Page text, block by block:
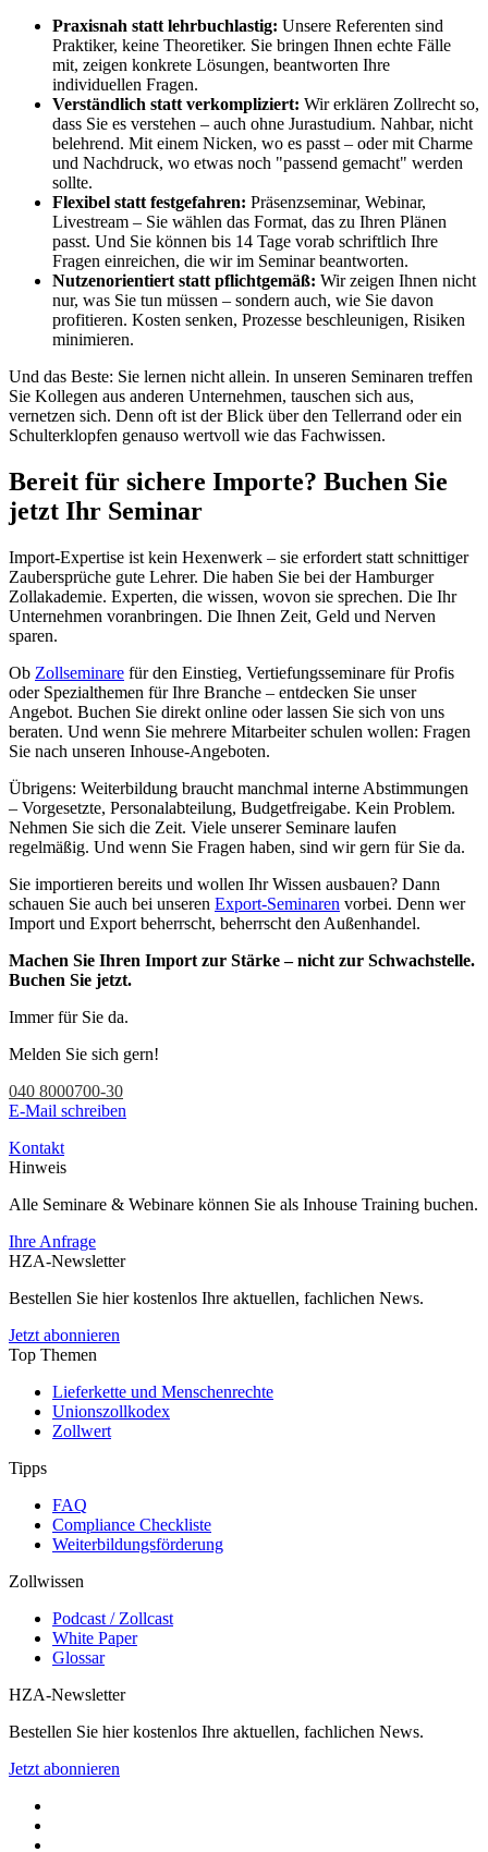
Praxisnah statt lehrbuchlastig: Unsere Referenten sind
Praktiker, keine Theoretiker. Sie bringen Ihnen echte Fälle
mit, zeigen konkrete Lösungen, beantworten Ihre
individuellen Fragen.
Verständlich statt verkompliziert: Wir erklären Zollrecht so,
dass Sie es verstehen – auch ohne Jurastudium. Nahbar, nicht
belehrend. Mit einem Nicken, wo es passt – oder mit Charme
und Nachdruck, wo etwas noch "passend gemacht" werden
sollte.
Flexibel statt festgefahren: Präsenzseminar, Webinar,
Livestream – Sie wählen das Format, das zu Ihren Plänen
passt. Und Sie können bis 14 Tage vorab schriftlich Ihre
Fragen einreichen, die wir im Seminar beantworten.
Nutzenorientiert statt pflichtgemäß: Wir zeigen Ihnen nicht
nur, was Sie tun müssen – sondern auch, wie Sie davon
profitieren. Kosten senken, Prozesse beschleunigen, Risiken
minimieren.
Und das Beste: Sie lernen nicht allein. In unseren Seminaren treffen
Sie Kollegen aus anderen Unternehmen, tauschen sich aus,
vernetzen sich. Denn oft ist der Blick über den Tellerrand oder ein
Schulterklopfen genauso wertvoll wie das Fachwissen.
Bereit für sichere Importe? Buchen Sie
jetzt Ihr Seminar
Import-Expertise ist kein Hexenwerk – sie erfordert statt schnittiger
Zaubersprüche gute Lehrer. Die haben Sie bei der Hamburger
Zollakademie. Experten, die wissen, wovon sie sprechen. Die Ihr
Unternehmen voranbringen. Die Ihnen Zeit, Geld und Nerven
sparen.
Ob Zollseminare für den Einstieg, Vertiefungsseminare für Profis
oder Spezialthemen für Ihre Branche – entdecken Sie unser
Angebot. Buchen Sie direkt online oder lassen Sie sich von uns
beraten. Und wenn Sie mehrere Mitarbeiter schulen wollen: Fragen
Sie nach unseren Inhouse-Angeboten.
Übrigens: Weiterbildung braucht manchmal interne Abstimmungen
– Vorgesetzte, Personalabteilung, Budgetfreigabe. Kein Problem.
Nehmen Sie sich die Zeit. Viele unserer Seminare laufen
regelmäßig. Und wenn Sie Fragen haben, sind wir gern für Sie da.
Sie importieren bereits und wollen Ihr Wissen ausbauen? Dann
schauen Sie auch bei unseren Export-Seminaren vorbei. Denn wer
Import und Export beherrscht, beherrscht den Außenhandel.
Machen Sie Ihren Import zur Stärke – nicht zur Schwachstelle.
Buchen Sie jetzt.
Immer für Sie da.
Melden Sie sich gern!
040 8000700-30
E-Mail schreiben
Kontakt
Hinweis
Alle Seminare & Webinare können Sie als Inhouse Training buchen.
Ihre Anfrage
HZA-Newsletter
Bestellen Sie hier kostenlos Ihre aktuellen, fachlichen News.
Jetzt abonnieren
Top Themen
Lieferkette und Menschenrechte
Unionszollkodex
Zollwert
Tipps
FAQ
Compliance Checkliste
Weiterbildungsförderung
Zollwissen
Podcast / Zollcast
White Paper
Glossar
HZA-Newsletter
Bestellen Sie hier kostenlos Ihre aktuellen, fachlichen News.
Jetzt abonnieren